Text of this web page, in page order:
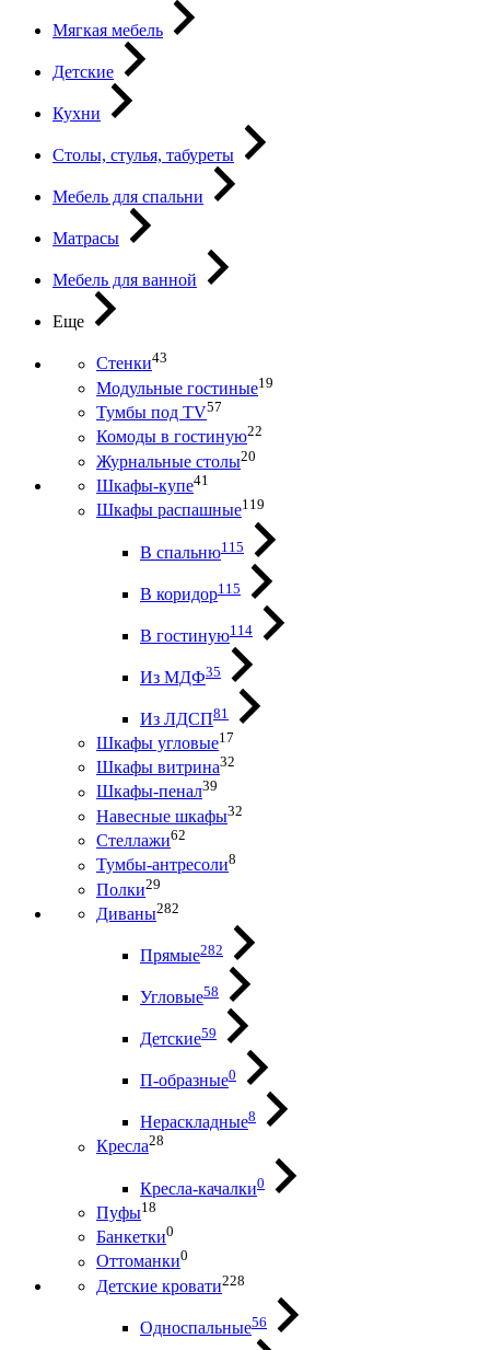
Мягкая мебель
Детские
Кухни
Столы, стулья, табуреты
Мебель для спальни
Матрасы
Мебель для ванной
Еще
Стенки43
Модульные гостиные19
Тумбы под ТV57
Комоды в гостиную22
Журнальные столы20
Шкафы-купе41
Шкафы распашные119
В спальню115
В коридор115
В гостиную114
Из МДФ35
Из ЛДСП81
Шкафы угловые17
Шкафы витрина32
Шкафы-пенал39
Навесные шкафы32
Стеллажи62
Тумбы-антресоли8
Полки29
Диваны282
Прямые282
Угловые58
Детские59
П-образные0
Нераскладные8
Кресла28
Кресла-качалки0
Пуфы18
Банкетки0
Оттоманки0
Детские кровати228
Односпальные56